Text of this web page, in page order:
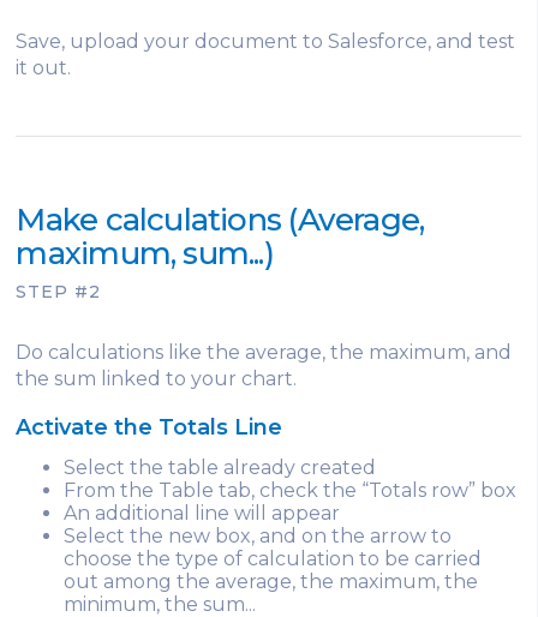
Save, upload your document to Salesforce, and test
it out.
Make calculations (Average,
maximum, sum...)
STEP #2
Do calculations like the average, the maximum, and
the sum linked to your chart.
Activate the Totals Line
Select the table already created
From the Table tab, check the “Totals row” box
An additional line will appear
Select the new box, and on the arrow to
choose the type of calculation to be carried
out among the average, the maximum, the
minimum, the sum...